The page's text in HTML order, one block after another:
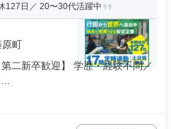
127日／ 20〜30代活躍中
町
二新卒歓迎】 学歴・経験不問／